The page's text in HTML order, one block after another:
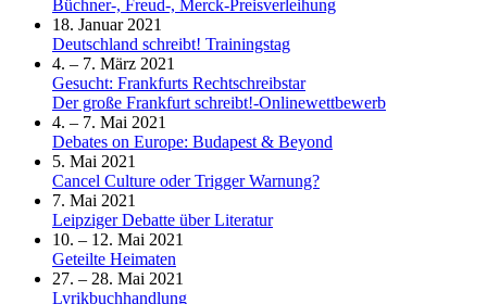
Büchner-, Freud-, Merck-Preisverleihung
18. Januar 2021
Deutschland schreibt! Trainingstag
4. – 7. März 2021
Gesucht: Frankfurts Rechtschreibstar
Der große Frankfurt schreibt!-Onlinewettbewerb
4. – 7. Mai 2021
Debates on Europe: Budapest & Beyond
5. Mai 2021
Cancel Culture oder Trigger Warnung?
7. Mai 2021
Leipziger Debatte über Literatur
10. – 12. Mai 2021
Geteilte Heimaten
27. – 28. Mai 2021
Lyrikbuchhandlung